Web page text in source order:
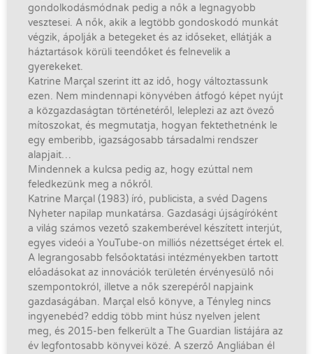
gondolkodásmódnak pedig a nők a legnagyobb
vesztesei. A nők, akik a legtöbb gondoskodó munkát
végzik, ápolják a betegeket és az időseket, ellátják a
háztartások körüli teendőket és felnevelik a
gyerekeket.
Katrine Marçal szerint itt az idő, hogy változtassunk
ezen. Nem mindennapi könyvében átfogó képet nyújt
a közgazdaságtan történetéről, leleplezi az azt övező
mítoszokat, és megmutatja, hogyan fektethetnénk le
egy emberibb, igazságosabb társadalmi rendszer
alapjait…
Mindennek a kulcsa pedig az, hogy ezúttal nem
feledkezünk meg a nőkről.
Katrine Marçal (1983) író, publicista, a svéd Dagens
Nyheter napilap munkatársa. Gazdasági újságíróként
a világ számos vezető szakemberével készített interjút,
egyes videói a YouTube-on milliós nézettséget értek el.
A legrangosabb felsőoktatási intézményekben tartott
előadásokat az innovációk területén érvényesülő női
szempontokról, illetve a nők szerepéről napjaink
gazdaságában. Marçal első könyve, a Tényleg nincs
ingyenebéd? eddig több mint húsz nyelven jelent
meg, és 2015-ben felkerült a The Guardian listájára az
év legfontosabb könyvei közé. A szerző Angliában él